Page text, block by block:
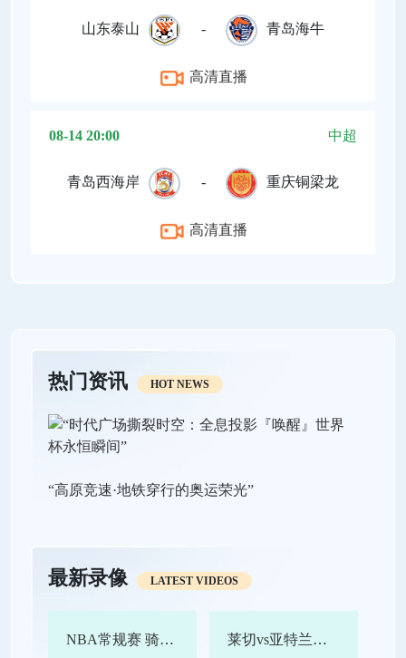
山东泰山 - 青岛海牛
高清直播
08-14 20:00 中超
青岛西海岸 - 重庆铜梁龙
高清直播
热门资讯 HOT NEWS
“高原竞速·地铁穿行的奥运荣光”
最新录像 LATEST VIDEOS
NBA常规赛 骑士vs灰熊 全场录像回放
莱切vs亚特兰大 全场录像